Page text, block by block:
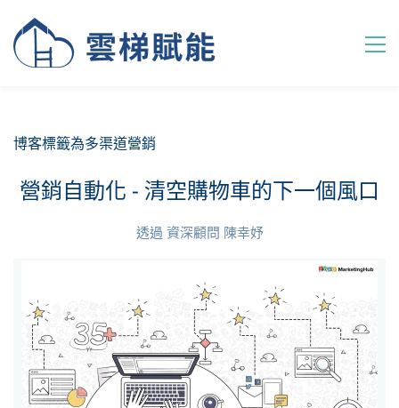
博客標籤為多渠道營銷
營銷自動化 - 清空購物車的下一個風口
透過 資深顧問 陳幸妤